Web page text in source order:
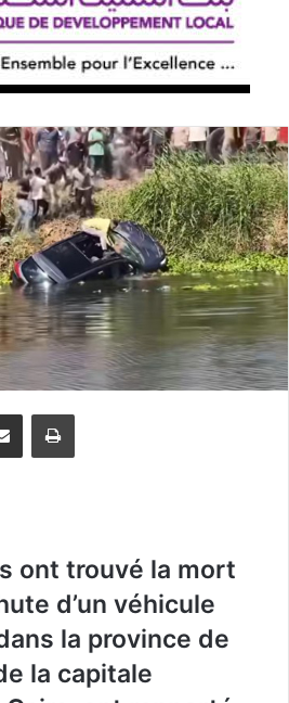
ont trouvé la mort
d’un véhicule
la province de
la capitale